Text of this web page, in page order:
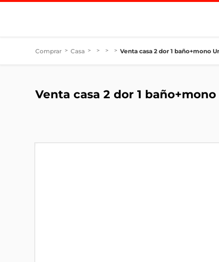
Comprar > Casa > > > > Venta casa 2 dor 1 baño+mono
Venta casa 2 dor 1